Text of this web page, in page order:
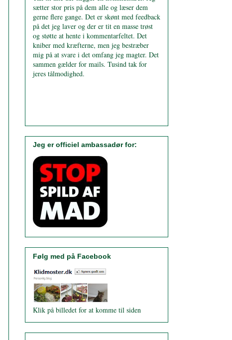
sætter stor pris på dem alle og læser dem
gerne flere gange. Det er skønt med feedback
på det jeg laver og der er tit en masse trøst
og støtte at hente i kommentarfeltet. Det
kniber med kræfterne, men jeg bestræber
mig på at svare i det omfang jeg magter. Det
sammen gælder for mails. Tusind tak for
jeres tålmodighed.
Jeg er officiel ambassadør for:
Følg med på Facebook
Klik på billedet for at komme til siden